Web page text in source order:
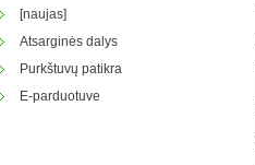
[naujas]
Atsarginės dalys
Purkštuvų patikra
E-parduotuve